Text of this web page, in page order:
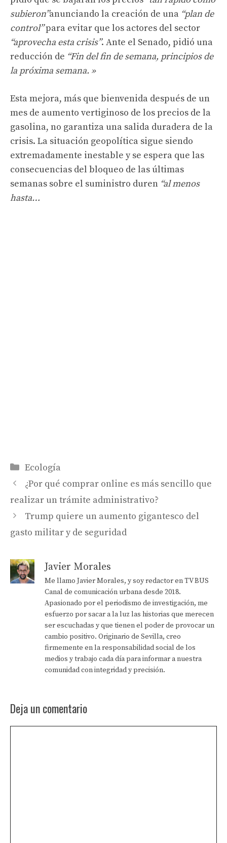
subieron”anunciando la creación de una “plan de
control”para evitar que los actores del sector
“aprovecha esta crisis”. Ante el Senado, pidió una
reducción de “Fin del fin de semana, principios de
la próxima semana. »
Esta mejora, más que bienvenida después de un
mes de aumento vertiginoso de los precios de la
gasolina, no garantiza una salida duradera de la
crisis. La situación geopolítica sigue siendo
extremadamente inestable y se espera que las
consecuencias del bloqueo de las últimas
semanas sobre el suministro duren “al menos
hasta…
Categorías
Ecología
¿Por qué comprar online es más sencillo que
realizar un trámite administrativo?
Trump quiere un aumento gigantesco del
gasto militar y de seguridad
Javier Morales
Me llamo Javier Morales, y soy redactor en TV BUS
Canal de comunicación urbana desde 2018.
Apasionado por el periodismo de investigación, me
esfuerzo por sacar a la luz las historias que merecen
ser escuchadas y que tienen el poder de provocar un
cambio positivo. Originario de Sevilla, creo
firmemente en la responsabilidad social de los
medios y trabajo cada día para informar a nuestra
comunidad con integridad y precisión.
Deja un comentario